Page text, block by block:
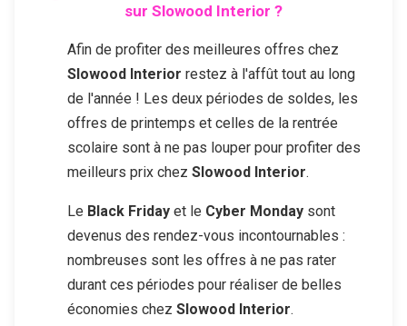
sur Slowood Interior ?
Afin de profiter des meilleures offres chez
Slowood Interior restez à l'affût tout au long
de l'année ! Les deux périodes de soldes, les
offres de printemps et celles de la rentrée
scolaire sont à ne pas louper pour profiter des
meilleurs prix chez Slowood Interior.
Le Black Friday et le Cyber Monday sont
devenus des rendez-vous incontournables :
nombreuses sont les offres à ne pas rater
durant ces périodes pour réaliser de belles
économies chez Slowood Interior.